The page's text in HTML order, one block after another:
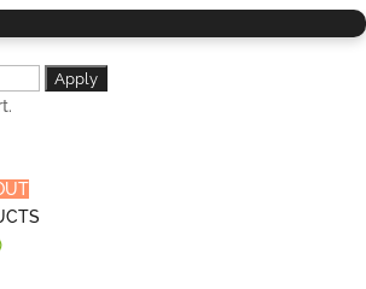
Apply